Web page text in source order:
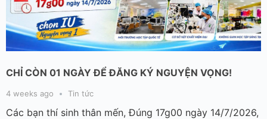
CHỈ CÒN 01 NGÀY ĐỂ ĐĂNG KÝ NGUYỆN VỌNG!
4 weeks ago Tin tức
Các bạn thí sinh thân mến, Đúng 17g00 ngày 14/7/2026,